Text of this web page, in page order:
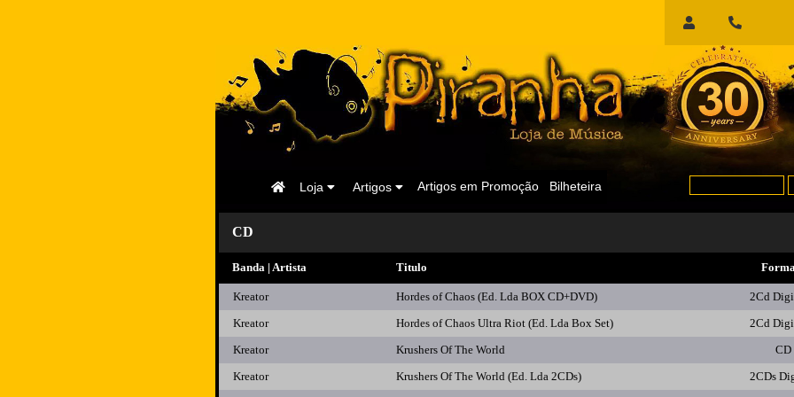
Início
Sessão
Bilheteira
Artigos em Promoção
Artigos
Loja
Página
CD
Banda | Artista Titulo
Kreator Hordes of Chaos (Ed. Lda BOX CD+DVD) 2Cd
Kreator
Hordes of Chaos Ultra Riot (Ed. Lda Box Set) 2Cd
Kreator
Krushers Of The World CD
Kreator
Krushers Of The World (Ed. Lda 2CDs) 2CDs